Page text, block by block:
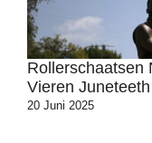
Rollerschaatsen
Vieren
20 Juni 2025